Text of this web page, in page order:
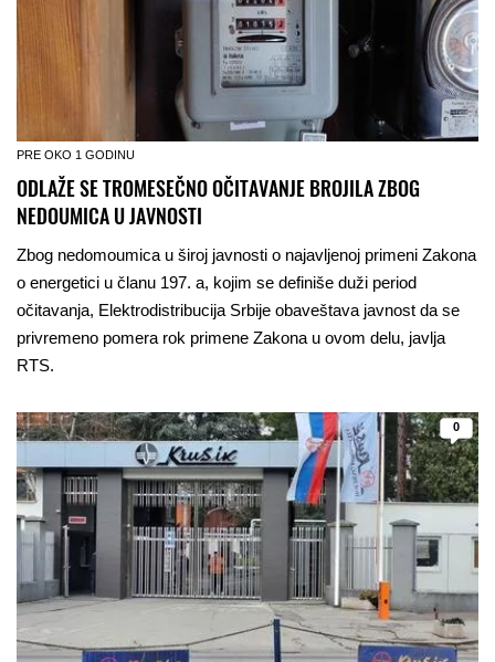
PRE OKO 1 GODINU
ODLAŽE SE TROMESEČNO OČITAVANJE BROJILA ZBOG
NEDOUMICA U JAVNOSTI
Zbog nedomoumica u široj javnosti o najavljenoj primeni Zakona
o energetici u članu 197. a, kojim se definiše duži period
očitavanja, Elektrodistribucija Srbije obaveštava javnost da se
privremeno pomera rok primene Zakona u ovom delu, javlja
RTS.
0